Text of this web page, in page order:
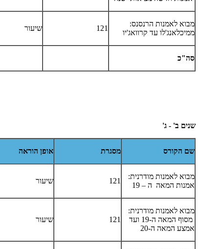
מבוא לאמנות הרנסנס:
ממיכלאנג'לו עד קרוואג'יו
121 שיעור
סה"כ
שנים ב' - ג'
שם הקורס מסגרת אופן הוראה
מבוא לאמנות מודרנית:
אמנות המאה ה – 19
121 שיעור
מבוא לאמנות מודרנית:
מסוף המאה ה-19 ועד
אמצע המאה ה-20
121 שיעור